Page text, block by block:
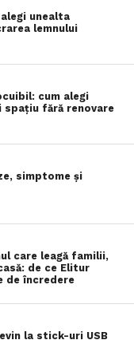
unealta
lemnului
cum alegi
spațiu fără renovare
simptome și
care leagă familii,
de ce Elitur
de încredere
la stick-uri USB